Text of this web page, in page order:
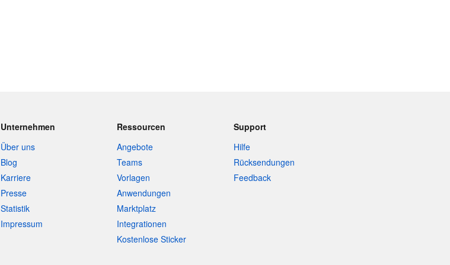
Unternehmen
Über uns
Blog
Karriere
Presse
Statistik
Impressum
Ressourcen
Angebote
Teams
Vorlagen
Anwendungen
Marktplatz
Integrationen
Kostenlose Sticker
Support
Hilfe
Rücksendungen
Feedback